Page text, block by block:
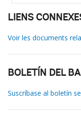
LIENS
Voir les documents
BOLETÍN DEL
Suscríbase al boletín